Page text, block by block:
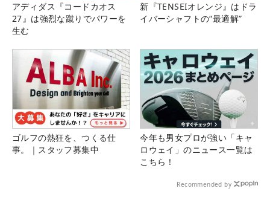
アディダス『コードカオス
27』は強烈な蹴りでパワーを
生む
新『TENSEIオレンジ』はドラ
イバーシャフトの“最適解”
ゴルフの熱狂を、つくる仕
事。｜スタッフ募集中
今年も男女プロが強い「キャ
ロウェイ」のニュース一覧は
こちら！
Recommended by